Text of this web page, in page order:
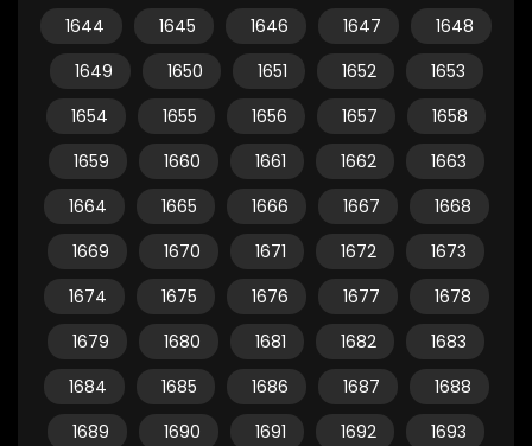
1644
1645 1646 1647
1648
1649
1650 1651 1652
1653
1654
1655 1656 1657
1658
1659
1660 1661 1662
1663
1664
1665 1666 1667
1668
1669
1670 1671 1672
1673
1674
1675 1676 1677
1678
1679
1680 1681 1682
1683
1684
1685 1686 1687
1688
1689
1690 1691 1692
1693